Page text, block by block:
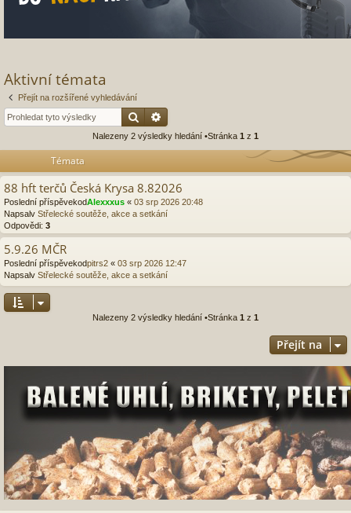
Aktivní témata
Přejít na rozšířené vyhledávání
Hledat
Nalezeny 2 výsledky hledání •Stránka 1 z 1
Témata
88 hft terčů Česká Krysa 8.82026
Poslední příspěvekodAlexxxus « 03 srp 2026 20:48
Napsalv Střelecké soutěže, akce a setkání
Odpovědi: 3
5.9.26 MČR
Poslední příspěvekodpitrs2 « 03 srp 2026 12:47
Napsalv Střelecké soutěže, akce a setkání
Nalezeny 2 výsledky hledání •Stránka 1 z 1
Přejít na